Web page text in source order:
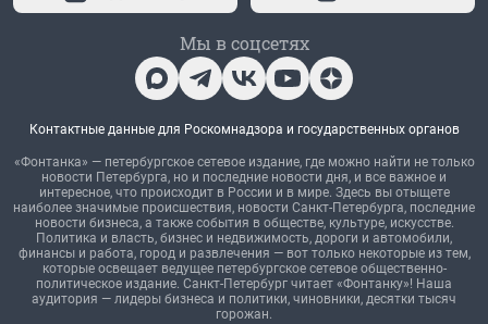
Мы в соцсетях
Контактные данные для Роскомнадзора и государственных органов
«Фонтанка» — петербургское сетевое издание, где можно найти не только
новости Петербурга, но и последние новости дня, и все важное и
интересное, что происходит в России и в мире. Здесь вы отыщете
наиболее значимые происшествия, новости Санкт-Петербурга, последние
новости бизнеса, а также события в обществе, культуре, искусстве.
Политика и власть, бизнес и недвижимость, дороги и автомобили,
финансы и работа, город и развлечения — вот только некоторые из тем,
которые освещает ведущее петербургское сетевое общественно-
политическое издание. Санкт-Петербург читает «Фонтанку»! Наша
аудитория — лидеры бизнеса и политики, чиновники, десятки тысяч
горожан.